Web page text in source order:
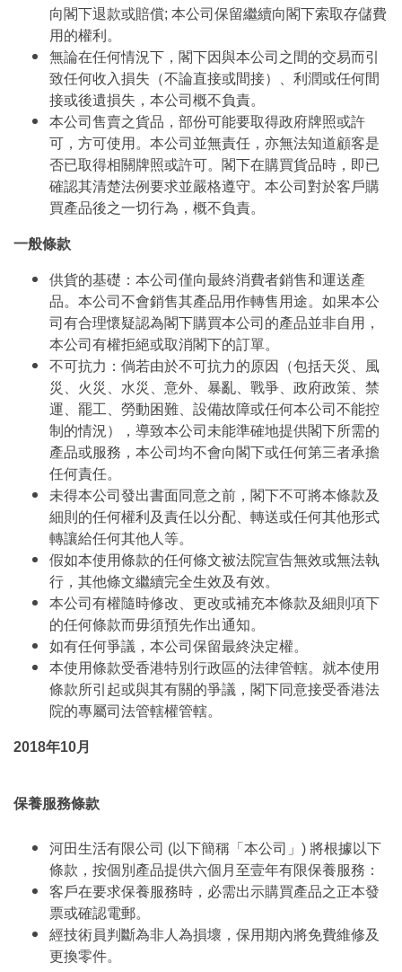
向閣下退款或賠償; 本公司保留繼續向閣下索取存儲費
用的權利。
無論在任何情況下，閣下因與本公司之間的交易而引
致任何收入損失（不論直接或間接）、利潤或任何間
接或後遺損失，本公司概不負責。
本公司售賣之貨品，部份可能要取得政府牌照或許
可，方可使用。本公司並無責任，亦無法知道顧客是
否已取得相關牌照或許可。閣下在購買貨品時，即已
確認其清楚法例要求並嚴格遵守。本公司對於客戶購
買產品後之一切行為，概不負責。
一般條款
供貨的基礎：本公司僅向最終消費者銷售和運送產
品。本公司不會銷售其產品用作轉售用途。如果本公
司有合理懷疑認為閣下購買本公司的產品並非自用，
本公司有權拒絕或取消閣下的訂單。
不可抗力：倘若由於不可抗力的原因（包括天災、風
災、火災、水災、意外、暴亂、戰爭、政府政策、禁
運、罷工、勞動困難、設備故障或任何本公司不能控
制的情況），導致本公司未能準確地提供閣下所需的
產品或服務，本公司均不會向閣下或任何第三者承擔
任何責任。
未得本公司發出書面同意之前，閣下不可將本條款及
細則的任何權利及責任以分配、轉送或任何其他形式
轉讓給任何其他人等。
假如本使用條款的任何條文被法院宣告無效或無法執
行，其他條文繼續完全生效及有效。
本公司有權隨時修改、更改或補充本條款及細則項下
的任何條款而毋須預先作出通知。
如有任何爭議，本公司保留最終決定權。
本使用條款受香港特別行政區的法律管轄。就本使用
條款所引起或與其有關的爭議，閣下同意接受香港法
院的專屬司法管轄權管轄。
2018年10月
保養服務條款
河田生活有限公司 (以下簡稱「本公司」) 將根據以下
條款，按個別產品提供六個月至壹年有限保養服務：
客戶在要求保養服務時，必需出示購買產品之正本發
票或確認電郵。
經技術員判斷為非人為損壞，保用期內將免費維修及
更換零件。